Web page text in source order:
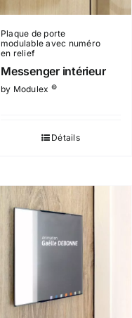
Plaque de porte
modulable avec numéro
en relief
Messenger intérieur
by Modulex ©
Détails